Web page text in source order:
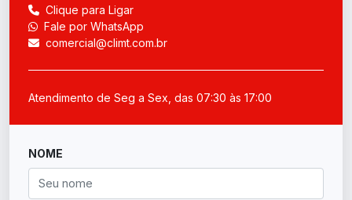
Clique para Ligar
Fale por WhatsApp
comercial@climt.com.br
Atendimento de Seg a Sex, das 07:30 às 17:00
NOME